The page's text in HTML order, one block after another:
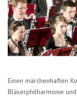
Einen märchenhaften
Bläserphilharmonie